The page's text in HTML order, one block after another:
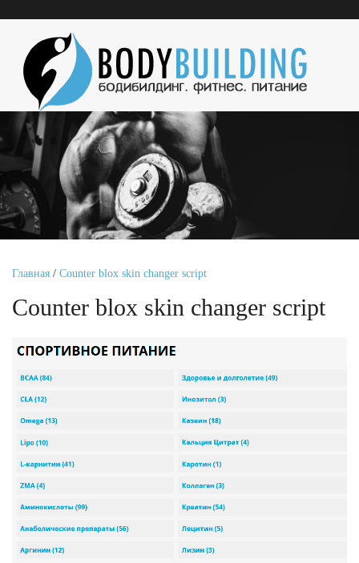
Главная / Counter blox skin changer script
Counter blox skin changer script